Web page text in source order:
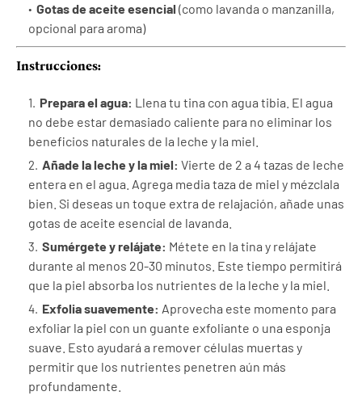
Gotas de aceite esencial (como lavanda o manzanilla,
opcional para aroma)
Instrucciones:
Prepara el agua: Llena tu tina con agua tibia. El agua
no debe estar demasiado caliente para no eliminar los
beneficios naturales de la leche y la miel.
Añade la leche y la miel: Vierte de 2 a 4 tazas de leche
entera en el agua. Agrega media taza de miel y mézclala
bien. Si deseas un toque extra de relajación, añade unas
gotas de aceite esencial de lavanda.
Sumérgete y relájate: Métete en la tina y relájate
durante al menos 20-30 minutos. Este tiempo permitirá
que la piel absorba los nutrientes de la leche y la miel.
Exfolia suavemente: Aprovecha este momento para
exfoliar la piel con un guante exfoliante o una esponja
suave. Esto ayudará a remover células muertas y
permitir que los nutrientes penetren aún más
profundamente.